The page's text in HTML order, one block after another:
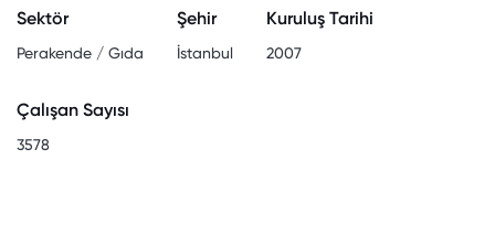
Sektör
Perakende / Gıda
Şehir
İstanbul
Kuruluş Tarihi
2007
Çalışan Sayısı
3578